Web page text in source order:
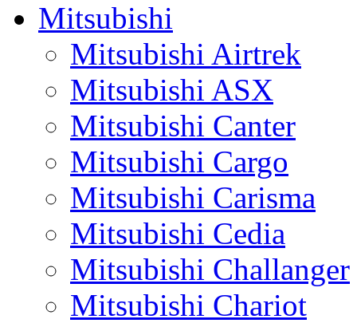
Mitsubishi
Mitsubishi Airtrek
Mitsubishi ASX
Mitsubishi Canter
Mitsubishi Cargo
Mitsubishi Carisma
Mitsubishi Cedia
Mitsubishi Challanger
Mitsubishi Chariot